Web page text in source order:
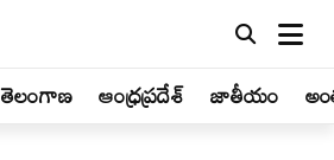
తెలంగాణ ఆంధ్రప్రదేశ్ జాతీయం